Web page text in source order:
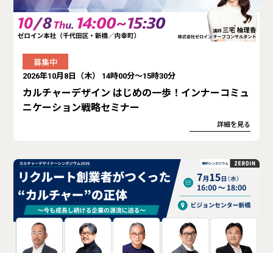
募集中
2026年10月8日（木） 14時00分～15時30分
カルチャーデザイン はじめの一歩！インナーコミュ
ニケーション戦略セミナー
詳細を見る